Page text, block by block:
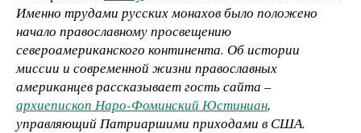
Именно трудами русских монахов было положено
начало православному просвещению
североамериканского континента. Об истории
миссии и современной жизни православных
американцев рассказывает гость сайта –
архиепископ Наро-Фоминский Юстиниан,
управляющий Патриаршими приходами в США.